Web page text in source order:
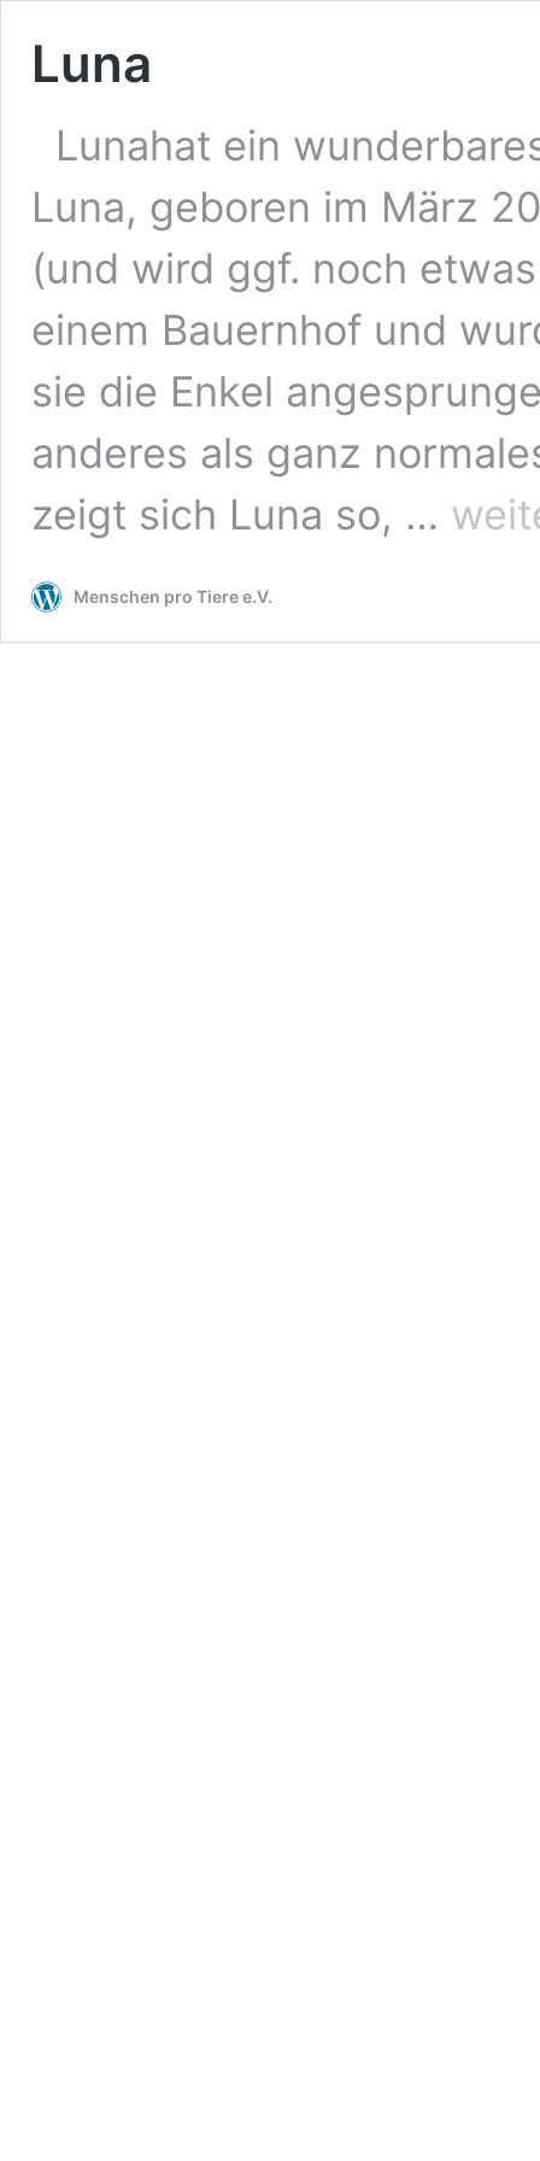
Luna
Lunahat ein
Luna, geboren im März
(und wird ggf. noch
einem Bauernhof und
sie die Enkel
anderes als ganz
zeigt sich Luna so, …
Menschen pro Tiere e.V.